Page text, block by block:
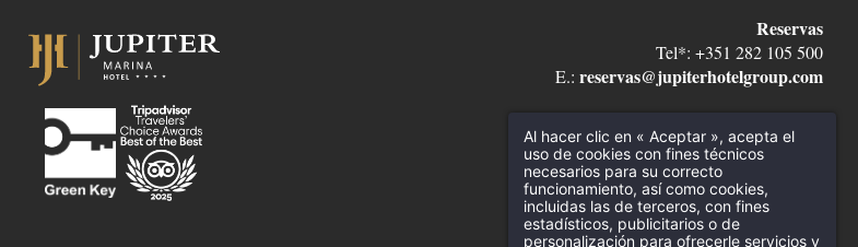
Reservas
Tel*: +351 282 105 500
E.: reservas@jupiterhotelgroup.com
Llamada a la red fija nacional
Al hacer clic en « Aceptar », acepta el
uso de cookies con fines técnicos
necesarios para su correcto
funcionamiento, así como cookies,
incluidas las de terceros, con fines
estadísticos, publicitarios o de
personalización para ofrecerle servicios y